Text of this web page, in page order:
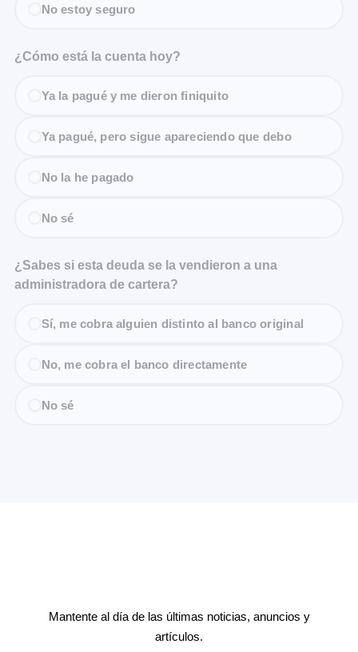
No estoy seguro
¿Cómo está la cuenta hoy?
Ya la pagué y me dieron finiquito
Ya pagué, pero sigue apareciendo que debo
No la he pagado
No sé
¿Sabes si esta deuda se la vendieron a una
administradora de cartera?
Sí, me cobra alguien distinto al banco original
No, me cobra el banco directamente
No sé
Mantente al día de las últimas noticias, anuncios y
artículos.